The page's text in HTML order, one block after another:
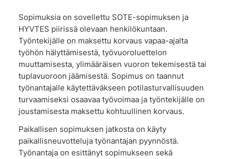
Sopimuksia on sovellettu SOTE-sopimuksen ja
HYVTES piirissä olevaan henkilökuntaan.
Työntekijälle on maksettu korvaus vapaa-ajalta
työhön hälyttämisestä, työvuoroluettelon
muuttamisesta, ylimääräisen vuoron tekemisestä tai
tuplavuoroon jäämisestä. Sopimus on taannut
työnantajalle käytettäväkseen potilasturvallisuuden
turvaamiseksi osaavaa työvoimaa ja työntekijälle on
joustamisesta maksettu kohtuullinen korvaus.
Paikallisen sopimuksen jatkosta on käyty
paikallisneuvotteluja työnantajan pyynnöstä.
Työnantaja on esittänyt sopimukseen sekä